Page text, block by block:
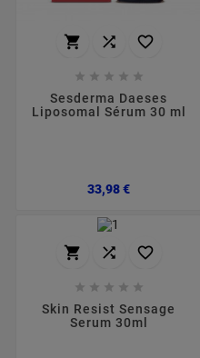
  
    
Sesderma Daeses
Liposomal Sérum 30 ml
33,98 €Preço
  
    
Skin Resist Sensage
Serum 30ml